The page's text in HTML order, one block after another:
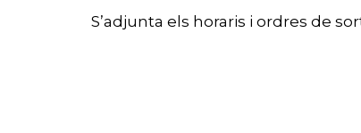
S’adjunta els horaris i ordres de